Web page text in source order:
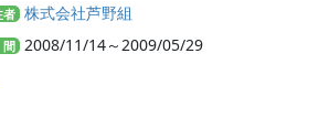
者 株式会社芦野組
2008/11/14～2009/05/29